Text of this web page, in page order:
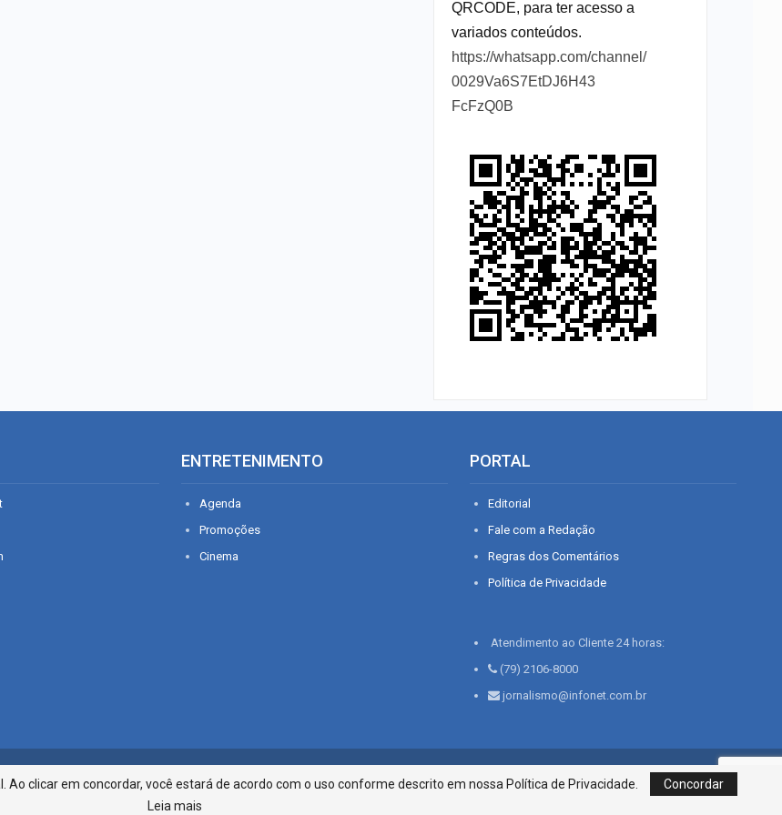
QRCODE, para ter acesso a
variados conteúdos.
https://whatsapp.com/channel/
0029Va6S7EtDJ6H43
FcFzQ0B
ENTRETENIMENTO
Agenda
Promoções
Cinema
PORTAL
Editorial
Fale com a Redação
Regras dos Comentários
Política de Privacidade
Atendimento ao Cliente 24 horas:
(79) 2106-8000
jornalismo@infonet.com.br
Infonet - Rua Monsenhor Silveira 276, Bairro São José | Aracaju-SE, CEP 49015-030, Fone: 79.2106.8000 - CI
Centro de Informações LTDA
clicar em concordar, você estará de acordo com o uso conforme descrito em nossa Política de Privacidade.
Concordar
Leia mais